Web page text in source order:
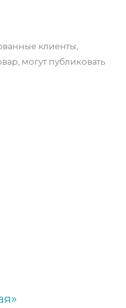
клиенты,
могут публиковать